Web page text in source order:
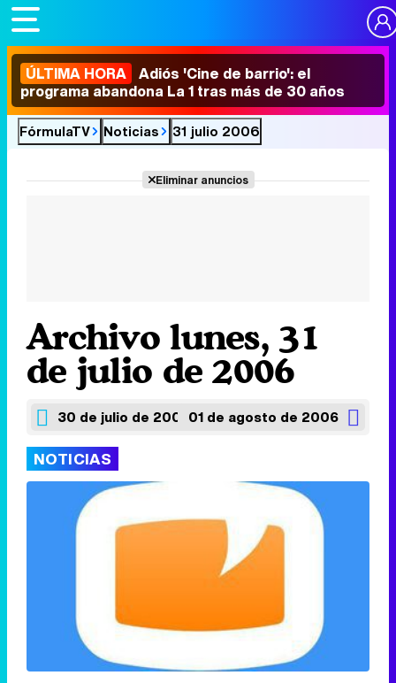
ÚLTIMA HORA Adiós 'Cine de barrio': el
programa abandona La 1 tras más de 30 años
FórmulaTV Noticias 31 julio 2006
Eliminar anuncios
Archivo lunes, 31
de julio de 2006
30 de julio de 200601 de agosto de 2006
NOTICIAS